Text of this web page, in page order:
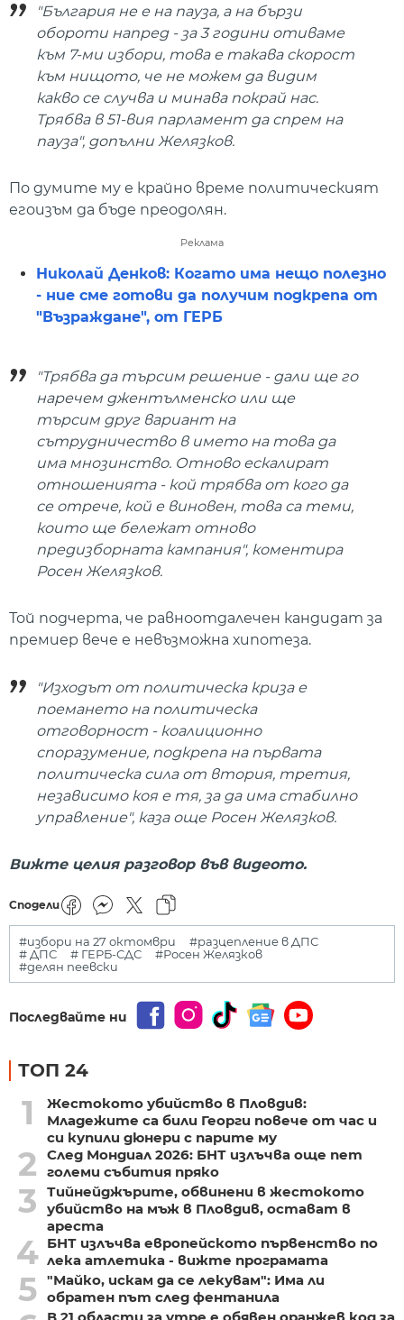
"България не е на пауза, а на бързи
обороти напред - за 3 години отиваме
към 7-ми избори, това е такава скорост
към нищото, че не можем да видим
какво се случва и минава покрай нас.
Трябва в 51-вия парламент да спрем на
пауза", допълни Желязков.
По думите му е крайно време политическият
егоизъм да бъде преодолян.
Реклама
Николай Денков: Когато има нещо полезно
- ние сме готови да получим подкрепа от
"Възраждане", от ГЕРБ
"Трябва да търсим решение - дали ще го
наречем джентълменско или ще
търсим друг вариант на
сътрудничество в името на това да
има мнозинство. Отново ескалират
отношенията - кой трябва от кого да
се отрече, кой е виновен, това са теми,
които ще бележат отново
предизборната кампания", коментира
Росен Желязков.
Той подчерта, че равноотдалечен кандидат за
премиер вече е невъзможна хипотеза.
"Изходът от политическа криза е
поемането на политическа
отговорност - коалиционно
споразумение, подкрепа на първата
политическа сила от втория, третия,
независимо коя е тя, за да има стабилно
управление", каза още Росен Желязков.
Вижте целия разговор във видеото.
Сподели
#избори на 27 октомври
#разцепление в ДПС
# ДПС
# ГЕРБ-СДС
#Росен Желязков
#делян пеевски
Последвайте ни
ТОП 24
1
Жестокото убийство в Пловдив:
Младежите са били Георги повече от час и
си купили дюнери с парите му
2
След Мондиал 2026: БНТ излъчва още пет
големи събития пряко
3
Тийнейджърите, обвинени в жестокото
убийство на мъж в Пловдив, остават в
ареста
4 БНТ излъчва европейското първенство по
лека атлетика - вижте програмата
5 "Майко, искам да се лекувам": Има ли
обратен път след фентанила
В 21 области за утре е обявен оранжев код за